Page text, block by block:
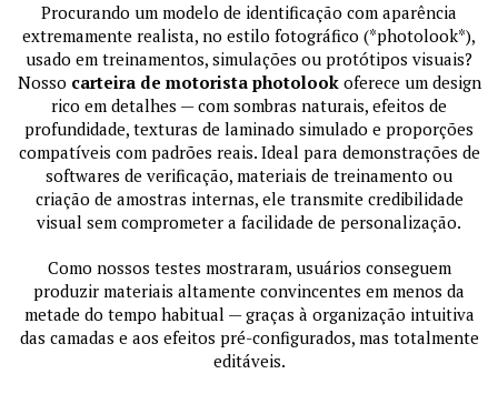
Procurando um modelo de identificação com aparência
extremamente realista, no estilo fotográfico (*photolook*),
usado em treinamentos, simulações ou protótipos visuais?
Nosso carteira de motorista photolookoferece um design
rico em detalhes — com sombras naturais, efeitos de
profundidade, texturas de laminado simulado e proporções
compatíveis com padrões reais. Ideal para demonstrações de
softwares de verificação, materiais de treinamento ou
criação de amostras internas, ele transmite credibilidade
visual sem comprometer a facilidade de personalização.
Como nossos testes mostraram, usuários conseguem
produzir materiais altamente convincentes em menos da
metade do tempo habitual — graças à organização intuitiva
das camadas e aos efeitos pré-configurados, mas totalmente
editáveis.